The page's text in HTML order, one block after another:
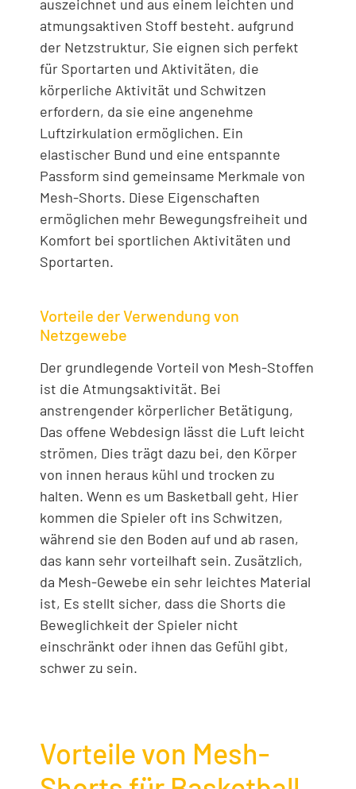
auszeichnet und aus einem leichten und
atmungsaktiven Stoff besteht. aufgrund
der Netzstruktur, Sie eignen sich perfekt
für Sportarten und Aktivitäten, die
körperliche Aktivität und Schwitzen
erfordern, da sie eine angenehme
Luftzirkulation ermöglichen. Ein
elastischer Bund und eine entspannte
Passform sind gemeinsame Merkmale von
Mesh-Shorts. Diese Eigenschaften
ermöglichen mehr Bewegungsfreiheit und
Komfort bei sportlichen Aktivitäten und
Sportarten.
Vorteile der Verwendung von
Netzgewebe
Der grundlegende Vorteil von Mesh-Stoffen
ist die Atmungsaktivität. Bei
anstrengender körperlicher Betätigung,
Das offene Webdesign lässt die Luft leicht
strömen, Dies trägt dazu bei, den Körper
von innen heraus kühl und trocken zu
halten. Wenn es um Basketball geht, Hier
kommen die Spieler oft ins Schwitzen,
während sie den Boden auf und ab rasen,
das kann sehr vorteilhaft sein. Zusätzlich,
da Mesh-Gewebe ein sehr leichtes Material
ist, Es stellt sicher, dass die Shorts die
Beweglichkeit der Spieler nicht
einschränkt oder ihnen das Gefühl gibt,
schwer zu sein.
Vorteile von Mesh-